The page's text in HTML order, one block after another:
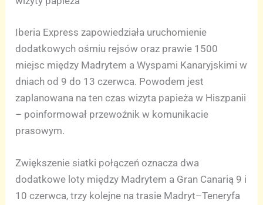
Iberia Express zapowiedziała uruchomienie
dodatkowych ośmiu rejsów oraz prawie 1500
miejsc między Madrytem a Wyspami Kanaryjskimi w
dniach od 9 do 13 czerwca. Powodem jest
zaplanowana na ten czas wizyta papieża w Hiszpanii
– poinformował przewoźnik w komunikacie
prasowym.
Zwiększenie siatki połączeń oznacza dwa
dodatkowe loty między Madrytem a Gran Canarią 9 i
10 czerwca, trzy kolejne na trasie Madryt–Teneryfa